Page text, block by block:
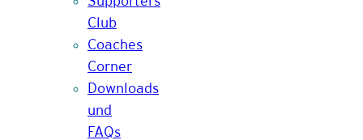
Club
Coaches
Corner
Downloads
und
FAQs